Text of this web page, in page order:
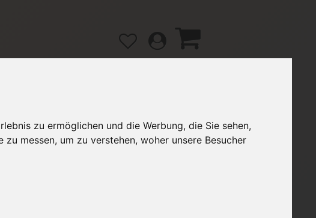
zu ermöglichen und die Werbung, die Sie sehen,
messen, um zu verstehen, woher unsere Besucher
/ Lehrgänge Hilfe / FAQ